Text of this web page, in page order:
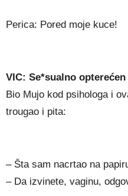
Perica: Pored moje kuce!
VIC: Se*sualno opterećen
Bio Mujo kod psihologa i
trougao i pita:
– Šta sam nacrtao na
– Da izvinete, vaginu,